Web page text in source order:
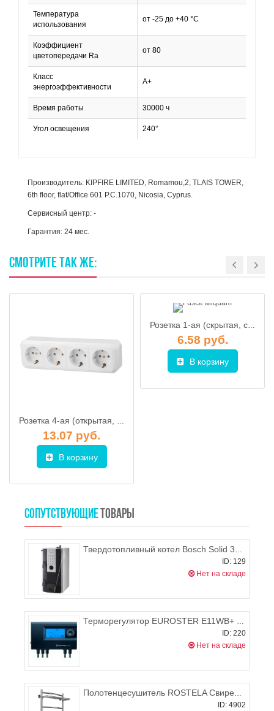
Температура
использования
от -25 до +40 °C
Коэффициент
цветопередачи Ra
от 80
Класс
энергоэффективности
А+
Время работы 30000 ч
Угол освещения 240°
Производитель: KIPFIRE LIMITED, Romamou,2, TLAIS TOWER,
6th floor, flat/Office 601 P.C.1070, Nicosia, Cyprus.
Сервисный центр: -
Гарантия: 24 мес.
СМОТРИТЕ ТАКЖЕ:
13.07 руб.
В корзину
6.58 руб.
В корзину
СОПУТСТВУЮЩИЕ ТОВАРЫ
ID: 129
Нет на складе
ID: 220
Нет на складе
ID: 4902